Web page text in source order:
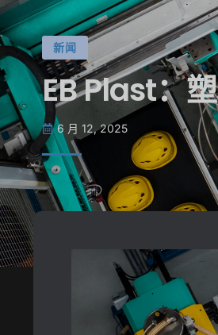
新闻
EB Plast：
6 月 12, 2025